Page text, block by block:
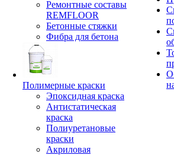
Ремонтные составы
REMFLOOR
Бетонные стяжки
Фибра для бетона
Полимерные краски
Эпоксидная краска
Антистатическая
краска
Полиуретановые
краски
Акриловая